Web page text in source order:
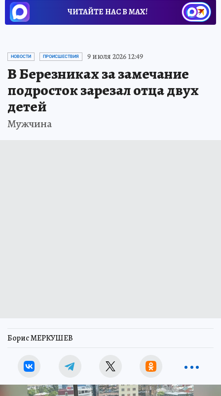
ЧИТАЙТЕ НАС В МАХ!
НОВОСТИ ПРОИСШЕСТВИЯ 9 июля 2026 12:49
В Березниках за замечание
подросток зарезал отца двух
детей
Мужчина
Борис МЕРКУШЕВ